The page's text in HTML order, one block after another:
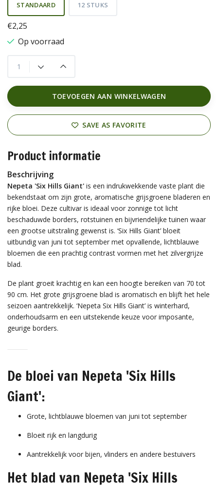
STANDAARD 12 STUKS
€2,25
Op voorraad
TOEVOEGEN AAN WINKELWAGEN
SAVE AS FAVORITE
Product informatie
Beschrijving
Nepeta 'Six Hills Giant' is een indrukwekkende vaste plant die
bekendstaat om zijn grote, aromatische grijsgroene bladeren en
rijke bloei. Deze cultivar is ideaal voor zonnige tot licht
beschaduwde borders, rotstuinen en bijvriendelijke tuinen waar
een grootse uitstraling gewenst is. ‘Six Hills Giant’ bloeit
uitbundig van juni tot september met opvallende, lichtblauwe
bloemen die een prachtig contrast vormen met het zilvergrijze
blad.
De plant groeit krachtig en kan een hoogte bereiken van 70 tot
90 cm. Het grote grijsgroene blad is aromatisch en blijft het hele
seizoen aantrekkelijk. ‘Nepeta Six Hills Giant’ is winterhard,
onderhoudsarm en een uitstekende keuze voor imposante,
geurige borders.
De bloei van Nepeta 'Six Hills
Giant':
Grote, lichtblauwe bloemen van juni tot september
Bloeit rijk en langdurig
Aantrekkelijk voor bijen, vlinders en andere bestuivers
Het blad van Nepeta 'Six Hills